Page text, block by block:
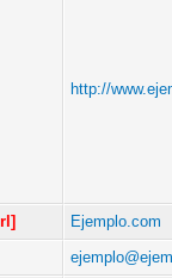
http://
Ejemplo.com